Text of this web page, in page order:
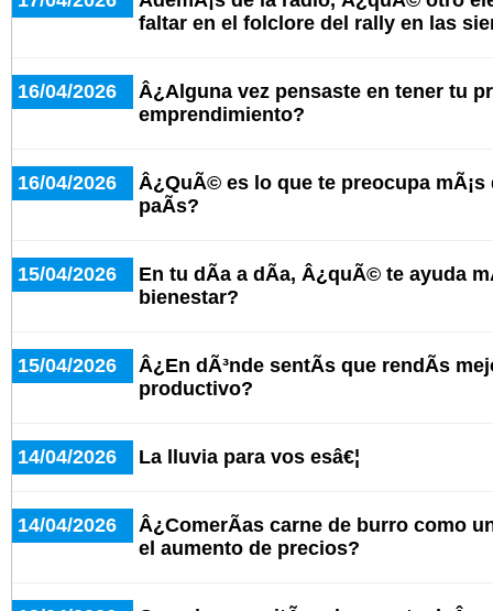
faltar en el folclore del rally en las
16/04/2026
Â¿Alguna vez pensaste en tener tu
emprendimiento?
16/04/2026
Â¿QuÃ© es lo que te preocupa
paÃ­s?
15/04/2026
En tu dÃ­a a dÃ­a, Â¿quÃ© te ayuda
bienestar?
15/04/2026
Â¿En dÃ³nde sentÃ­s que rendÃ­s
productivo?
14/04/2026 La lluvia para vos esâ€¦
14/04/2026
Â¿ComerÃ­as carne de burro como
el aumento de precios?